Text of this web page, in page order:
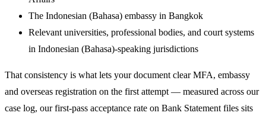
The Indonesian (Bahasa) embassy in Bangkok
Relevant universities, professional bodies, and court systems
in Indonesian (Bahasa)-speaking jurisdictions
That consistency is what lets your document clear MFA, embassy
and overseas registration on the first attempt — measured across our
case log, our first-pass acceptance rate on Bank Statement files sits